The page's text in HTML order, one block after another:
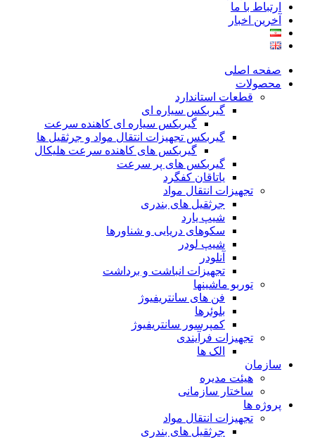
ارتباط با ما
آخرین اخبار
صفحه اصلی
محصولات
قطعات استاندارد
گيربكس سياره ای
گيربكس سياره ای كاهنده سرعت
گيربكس تجهيزات انتقال مواد و جرثقيل ها
گيربكس های كاهنده سرعت هليكال
گيربكس های پر سرعت
ياتاقان كفگرد
تجهیزات انتقال مواد
جرثقیل های بندری
شیپ یارد
سکوهای دریایی و شناورها
شیپ لودر
آنلودر
تجهیزات انباشت و برداشت
توربو ماشینها
فن های سانتریفیوژ
بلوئرها
کمپرسور سانتریفیوژ
تجهیزات فرآیندی
الک ها
سازمان
هيئت مديره
ساختار سازمانی
پروژه ها
تجهيزات انتقال مواد
جرثقيل های بندری